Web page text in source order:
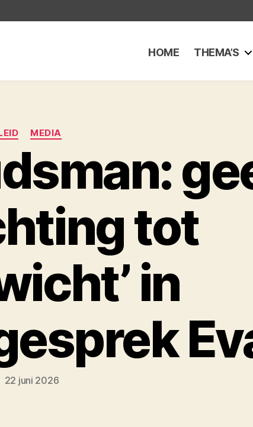
HOME THEMA’S
Categorieën
MEDIA
tot
in
22 juni 2026